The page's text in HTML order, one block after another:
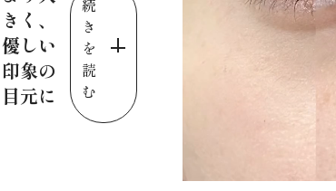
きく、
優しい
印象の
目元に
続
き
を
読
む